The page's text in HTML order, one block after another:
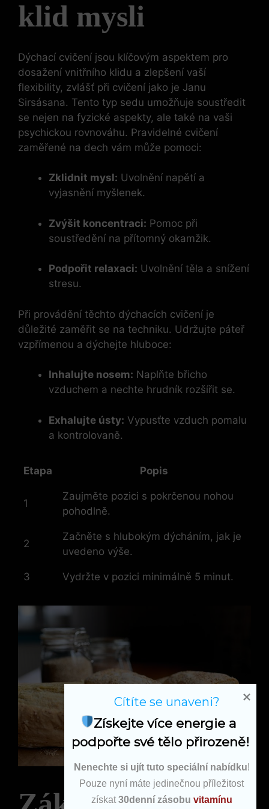
klid mysli
Dýchací cvičení jsou klíčovým aspektem pro
dosažení vnitřního klidu a zlepšení vaší
flexibility, zvlášť při cvičení jako je Janu
Sirsásana. Tento typ sedu umožňuje soustředit
se nejen na fyzické aspekty, ale také na vaši
psychickou rovnováhu. Pravidelné cvičení
zaměřené na dech vám může pomoci:
Zklidnit mysl: Uvolnění napětí a
vyjasnění myšlenek.
Zvýšit koncentraci: Pomoc při
soustředění na přítomný okamžik.
Podpořit relaxaci: Uvolnění těla a snížení
stresu.
Při provádění těchto dýchacích cvičení je
důležité zaměřit se na techniku. Udržujte páteř
vzpřímenou a dýchejte hluboce:
Inhalujte nosem: Naplňte břicho
vzduchem a nechte hrudník rozšířit se.
Exhalujte ústy: Vypusťte vzduch pomalu
a kontrolovaně.
Etapa Popis
1
Zaujměte pozici s pokrčenou nohou
pohodlně.
2
Začněte s hlubokým dýcháním, jak je
uvedeno výše.
3 Vydržte v pozici minimálně 5 minut.
Získejte více energie a
podpořte své tělo přirozeně!
Nenechte si ujít tuto speciální nabídku!
Pouze nyní máte jedinečnou příležitost
získat 30denní zásobu vitamínu
Cítíte se unaveni?